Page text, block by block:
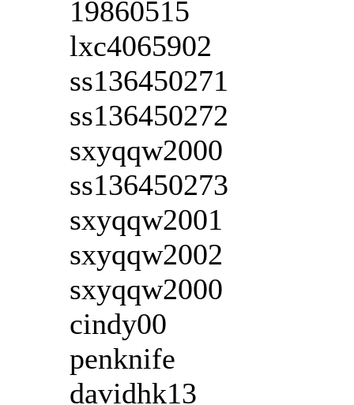
19860515
lxc4065902
ss136450271
ss136450272
sxyqqw2000
ss136450273
sxyqqw2001
sxyqqw2002
sxyqqw2000
cindy00
penknife
davidhk13